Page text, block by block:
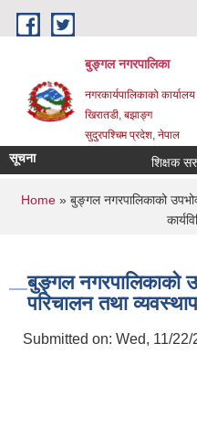
Skip to main content
बुङ्गल नगरपालिका
नगरकार्यपालिकाको कार्यालय
खिरातडी, बझाङ्ग
सुदुरपश्चिम प्रदेश, नेपाल
सूचना शिक्षक सरुवा
You are here
Home » बुङ्गल नगरपालिकाको
बुङ्गल नगरपालिकाको
परिचालन तथा
Submitted on: Wed, 11/